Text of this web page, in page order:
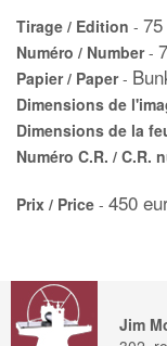
Tirage / Edition -
Numéro / Number-
Papier / Paper-
Dimensions de
Dimensions de la
Numéro C.R. / C.R.
Prix / Price - 450
Jim